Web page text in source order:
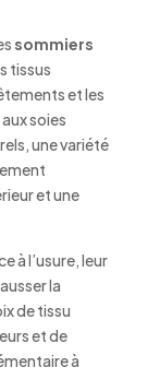
sommiers
tissus
et les
soies
une variété
et une
à l’usure, leur
la
de tissu
et de
à